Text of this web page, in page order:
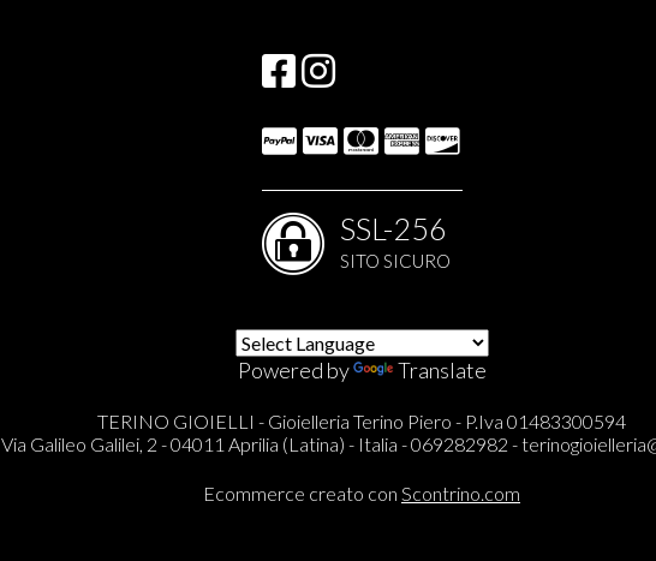
SSL-256
SITO SICURO
Powered by Translate
TERINO GIOIELLI - Gioielleria Terino Piero - P.Iva 01483300594
Via Galileo Galilei, 2 - 04011 Aprilia (Latina) - Italia - 069282982 -
Ecommerce creato con Scontrino.com